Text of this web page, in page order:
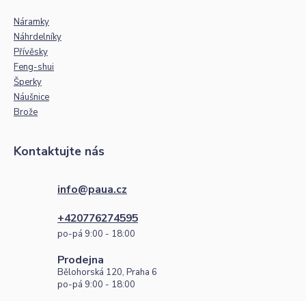
Náramky
Náhrdelníky
Přívěsky
Feng-shui
Šperky
Náušnice
Brože
Kontaktujte nás
info@paua.cz
+420776274595
po-pá 9:00 - 18:00
Prodejna
Bělohorská 120, Praha 6
po-pá 9:00 - 18:00